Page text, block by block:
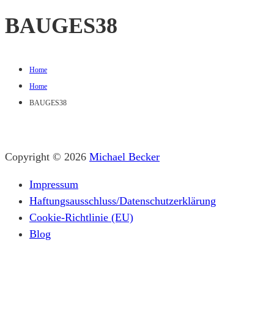
BAUGES38
Home
Home
BAUGES38
Copyright © 2026 Michael Becker
Impressum
Haftungsausschluss/Datenschutzerklärung
Cookie-Richtlinie (EU)
Blog